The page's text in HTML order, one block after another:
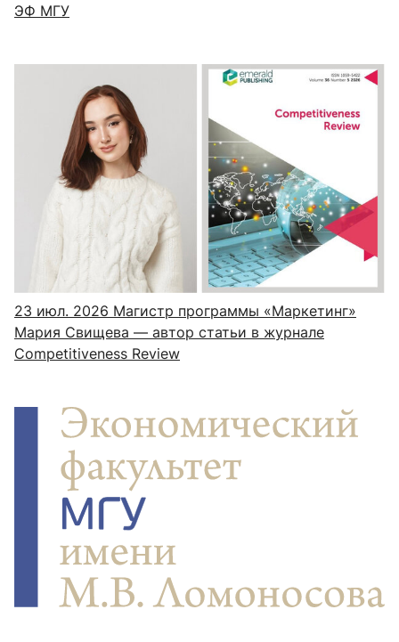
ЭФ МГУ
23 июл. 2026 Магистр программы «Маркетинг»
Мария Свищева — автор статьи в журнале
Competitiveness Review